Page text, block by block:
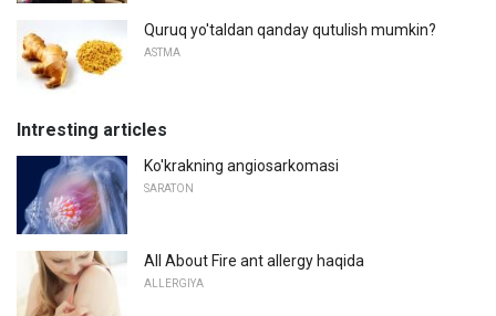
Quruq yo'taldan qanday qutulish mumkin?
ASTMA
Intresting articles
Ko'krakning angiosarkomasi
SARATON
All About Fire ant allergy haqida
ALLERGIYA